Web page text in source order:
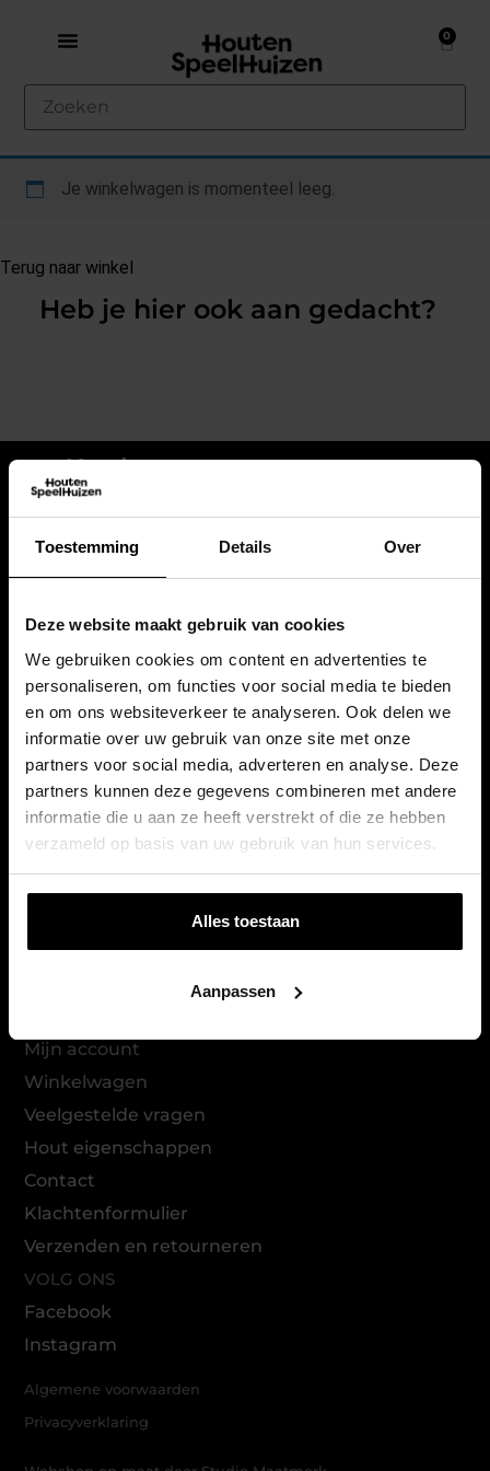
Toestemming Details Over
Deze website maakt gebruik van cookies
We gebruiken cookies om content en advertenties te
personaliseren, om functies voor social media te bieden
en om ons websiteverkeer te analyseren. Ook delen we
informatie over uw gebruik van onze site met onze
partners voor social media, adverteren en analyse. Deze
partners kunnen deze gegevens combineren met andere
informatie die u aan ze heeft verstrekt of die ze hebben
verzameld op basis van uw gebruik van hun services.
Alles toestaan
Aanpassen
0
Je winkelwagen is momenteel leeg.
Terug naar winkel
Heb je hier ook aan gedacht?
info@houtenspeelhuizen.nl
SHOWTUIN & AFHALEN
Bovenstraatweg 55
8096PD Oldebroek
Onze showtuin bezoeken en bestellingen afhalen zijn alleen
mogelijk op afspraak
ALLE PRODUCTEN
Houten speelhuisjes
Trampolines
Mijn account
Winkelwagen
Veelgestelde vragen
Hout eigenschappen
Contact
Klachtenformulier
Verzenden en retourneren
VOLG ONS
Facebook
Instagram
Algemene voorwaarden
Privacyverklaring